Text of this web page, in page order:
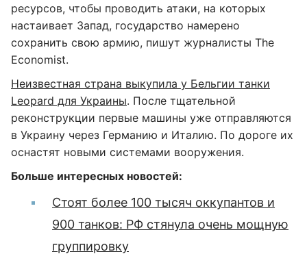
ресурсов, чтобы проводить атаки, на которых
настаивает Запад, государство намерено
сохранить свою армию, пишут журналисты The
Economist.
Неизвестная страна выкупила у Бельгии танки
Leopard для Украины. После тщательной
реконструкции первые машины уже отправляются
в Украину через Германию и Италию. По дороге их
оснастят новыми системами вооружения.
Больше интересных новостей:
Стоят более 100 тысяч оккупантов и
900 танков: РФ стянула очень мощную
группировку